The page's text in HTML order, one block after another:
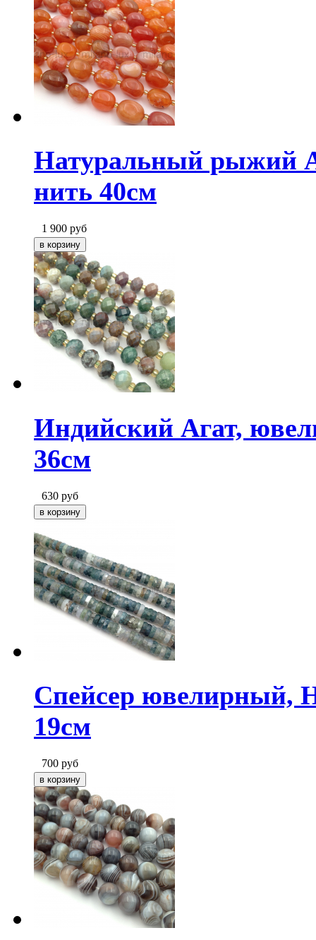
Натуральный рыжий
нить 40см
1 900 руб
Индийский Агат,
36см
630 руб
Спейсер ювелирный,
19см
700 руб